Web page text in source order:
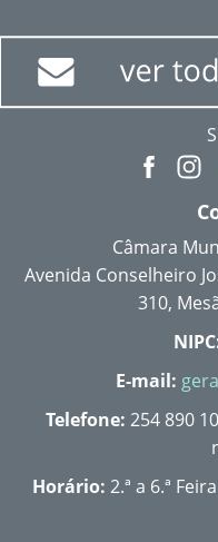
Câmara
Avenida Conselheiro
310,
E-mail:
Telefone: 254 890
Horário: 2.ª a 6.ª